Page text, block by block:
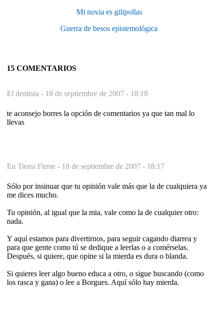
Mi novia es gilipollas
Guerra de besos epistemológica
15 COMENTARIOS
El dentista - 18 de septiembre de 2007 - 18:18
te aconsejo borres la opción de comentarios ya que tan mal lo
llevas
En Tierra Firme - 18 de septiembre de 2007 - 18:17
Sólo por insinuar que tu opinión vale más que la de cualquiera ya
me dices mucho.
Tu opinión, al igual que la mia, vale como la de cualquier otro:
nada.
Y aquí estamos para divertirnos, para seguir cagando diarrea y
para que gente como tú se dedique a leerlas o a comérselas.
Después, si quiere, que opine si la mierda es dura o blanda.
Si quieres leer algo bueno educa a otro, o sigue buscando (como
los rasca y gana) o lee a Borgues. Aquí sólo hay mierda.